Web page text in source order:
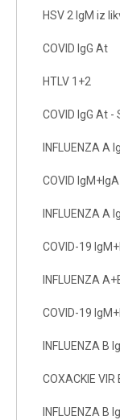
HSV 2 IgM iz
COVID IgG At
HTLV 1+2
COVID IgG At
INFLUENZA A
COVID
INFLUENZA A
COVID-19
INFLUENZA
COVID-19
INFLUENZA B
COXACKIE
INFLUENZA B